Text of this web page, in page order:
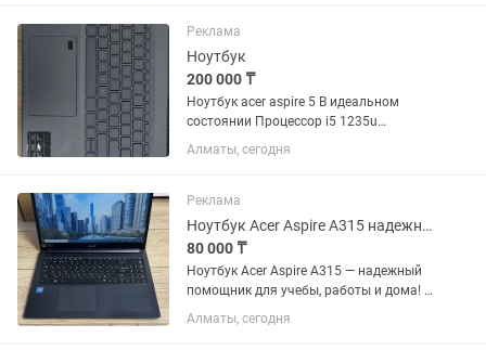
RTX 2050 4 ГБ ...
Реклама
Ноутбук
200 000 ₸
Ноутбук acer aspire 5 В идеальном
состоянии Процессор i5 1235u
Видеокарта nvidia rtx 2050 4 gb Озу
Алматы, сегодня
Реклама
Ноутбук Acer Aspire A315 надежный помощник для учебы, работы и дома!
80 000 ₸
Ноутбук Acer Aspire A315 — надежный
помощник для учебы, работы и дома! |
Процессор: Intel Celeron N4020 |
Оперативная память: 4 GB |
Алматы, сегодня